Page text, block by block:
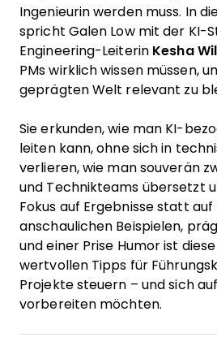
Ingenieurin werden muss. In
spricht Galen Low mit der KI-
Engineering-Leiterin Kesha
PMs wirklich wissen müssen,
geprägten Welt relevant zu
Sie erkunden, wie man KI-
leiten kann, ohne sich in
verlieren, wie man souverän
und Technikteams übersetzt
Fokus auf Ergebnisse statt auf
anschaulichen Beispielen,
und einer Prise Humor ist
wertvollen Tipps für
Projekte steuern – und sich
vorbereiten möchten.